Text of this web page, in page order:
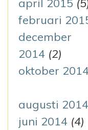
april 2015
februari
december
2014 (2)
oktober
augusti 2014
juni 2014 (4)